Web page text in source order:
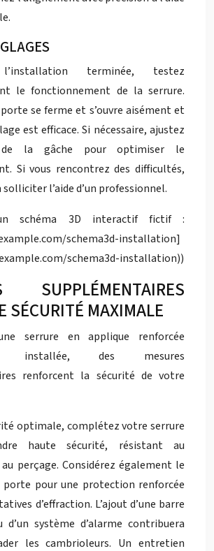
terminée, testez
le fonctionnement de la serrure.
se ferme et s’ouvre aisément et
est efficace. Si nécessaire, ajustez
la gâche pour optimiser le
Si vous rencontrez des difficultés,
solliciter l’aide d’un professionnel.
schéma 3D interactif fictif :
schema3d-installation]
schema3d-installation))
SUPPLÉMENTAIRES
SÉCURITÉ MAXIMALE
serrure en applique renforcée
installée, des mesures
renforcent la sécurité de votre
optimale, complétez votre serrure
haute sécurité, résistant au
perçage. Considérez également le
porte pour une protection renforcée
d’effraction. L’ajout d’une barre
système d’alarme contribuera
les cambrioleurs. Un entretien